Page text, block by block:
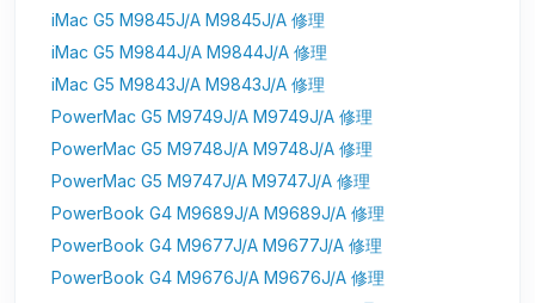
iMac G5 M9845J/A M9845J/A 修理
iMac G5 M9844J/A M9844J/A 修理
iMac G5 M9843J/A M9843J/A 修理
PowerMac G5 M9749J/A M9749J/A 修理
PowerMac G5 M9748J/A M9748J/A 修理
PowerMac G5 M9747J/A M9747J/A 修理
PowerBook G4 M9689J/A M9689J/A 修理
PowerBook G4 M9677J/A M9677J/A 修理
PowerBook G4 M9676J/A M9676J/A 修理